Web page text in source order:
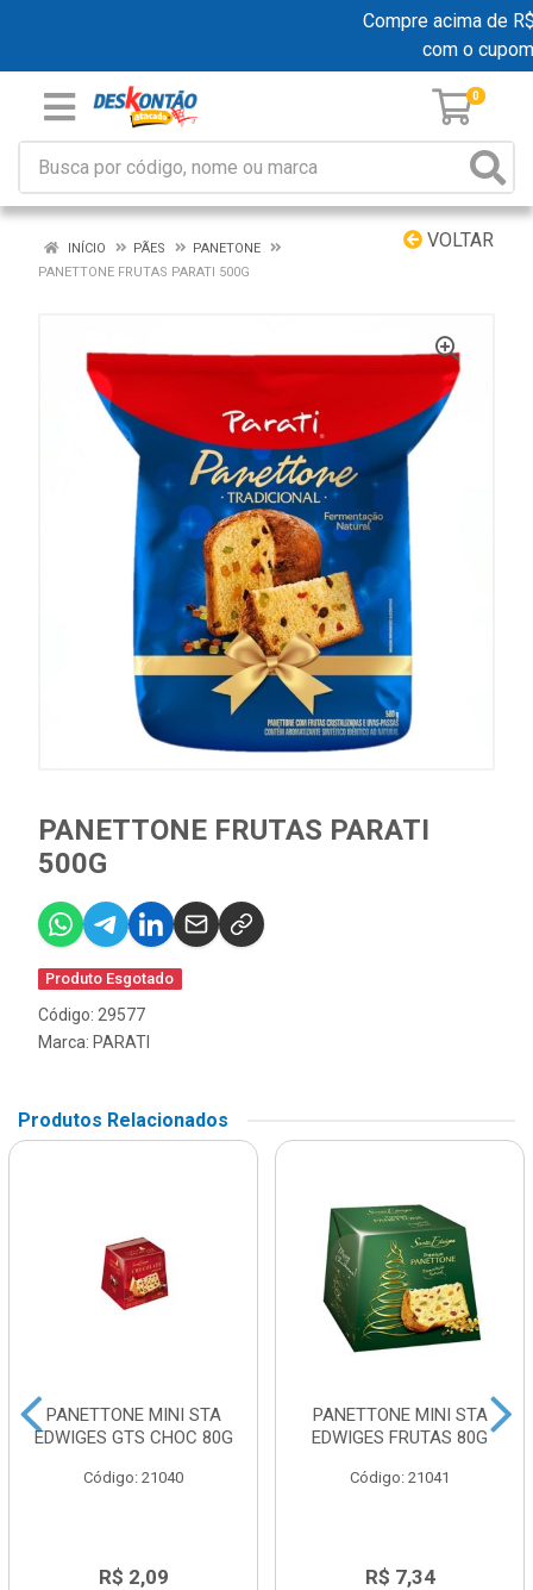
Compre acima de
com o cupom
0
VOLTAR
INÍCIO PÃES
PANETONE
PANETTONE FRUTAS PARATI 500G
PANETTONE FRUTAS PARATI
500G
Produto Esgotado
Código: 29577
Marca: PARATI
Produtos Relacionados
PANETTONE MINI STA
EDWIGES GTS CHOC 80G
Código: 21040
R$ 2,09
PANETTONE MINI STA
EDWIGES FRUTAS 80G
Código: 21041
R$ 7,34